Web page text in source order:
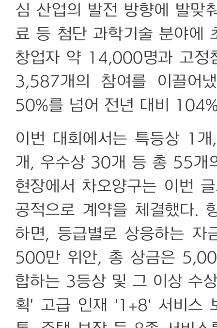
심 산업의 발전 방향에 발맞
료 등 첨단 과학기술 분야에
창업자 약 14,000명과 고정
3,587개의 참여를 이끌어
50%를 넘어 전년 대비
이번 대회에서는 특등상 1
개, 우수상 30개 등 총 55개
현장에서 차오양구는 이번
공적으로 계약을 체결했다.
하면, 등급별로 상응하는
500만 위안, 총 상금은
합하는 3등상 및 그 이상 수
획' 고급 인재 '1+8' 서비스